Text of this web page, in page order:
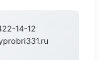
14-12